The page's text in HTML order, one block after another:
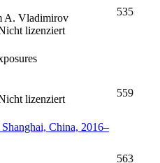
A. Vladimirov
lizenziert
535
lizenziert
559
China, 2016–
563